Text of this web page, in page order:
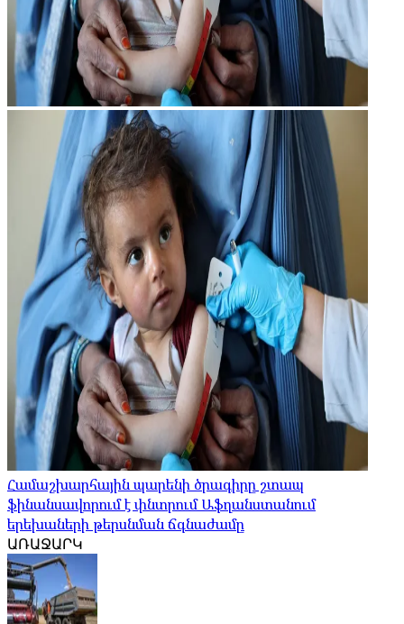
Համաշխարհային պարենի ծրագիրը շտապ
ֆինանսավորում է փնտրում Աֆղանստանում
երեխաների թերսնման ճգնաժամը
ԱՌԱՋԱՐԿ